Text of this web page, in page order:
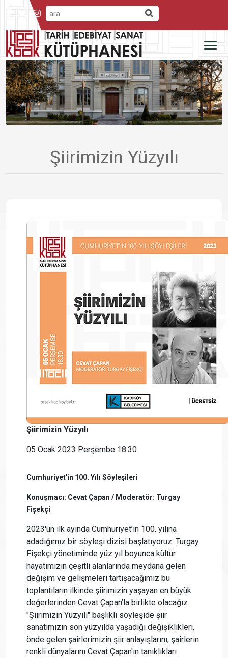
Şiirimizin Yüzyılı
Şiirimizin Yüzyılı
05 Ocak 2023 Perşembe 18:30
Cumhuriyet'in 100. Yılı Söyleşileri
Konuşmacı: Cevat Çapan / Moderatör: Turgay
Fişekçi
2023'ün ilk ayında Cumhuriyet’in 100. yılına
adadığımız bir söyleşi dizisi başlatıyoruz. Turgay
Fişekçi yönetiminde yüz yıl boyunca kültür
hayatımızın çeşitli alanlarında meydana gelen
değişim ve gelişmeleri tartışacağımız bu
toplantıların ilkinde şiirimizin yaşayan en büyük
değerlerinden Cevat Çapan’la birlikte olacağız.
"Şiirimizin Yüzyılı" başlıklı söyleşide şiir
sanatımızın son yüzyılda yaşadığı değişiklikleri,
önde gelen şairlerimizin şiir anlayışlarını, şairlerin
renkli dünyalarını Cevat Çapan'ın tanıklıkları